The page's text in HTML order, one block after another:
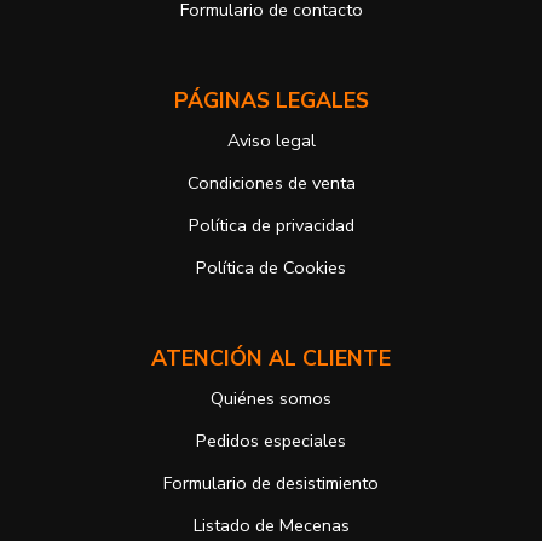
derechos, en este caso, ante la Agencia Española de protección de
electrónico o de correo postal, ambos con la fotocopia del DNI del
Responsable del tratamiento: Antonio José Alcolea Navarro
Dirección postal: Avenida Giorgeta 22, Bajo
Si desea ampliar información sobre la política de privacidad de
nuestra empresa, puede hacerlo en el siguiente enlace:
Formulario de contacto
PÁGINAS LEGALES
Aviso legal
Condiciones de venta
Política de privacidad
Política de Cookies
ATENCIÓN AL CLIENTE
Quiénes somos
Pedidos especiales
Formulario de desistimiento
Listado de Mecenas